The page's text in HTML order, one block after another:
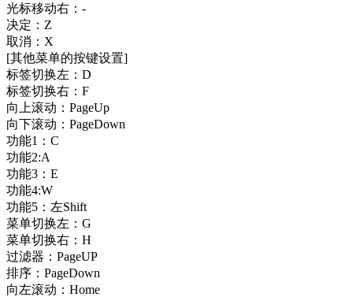
光标移动右：-
决定：Z
取消：X
[其他菜单的按键设置]
标签切换左：D
标签切换右：F
向上滚动：PageUp
向下滚动：PageDown
功能1：C
功能2:A
功能3：E
功能4:W
功能5：左Shift
菜单切换左：G
菜单切换右：H
过滤器：PageUP
排序：PageDown
向左滚动：Home